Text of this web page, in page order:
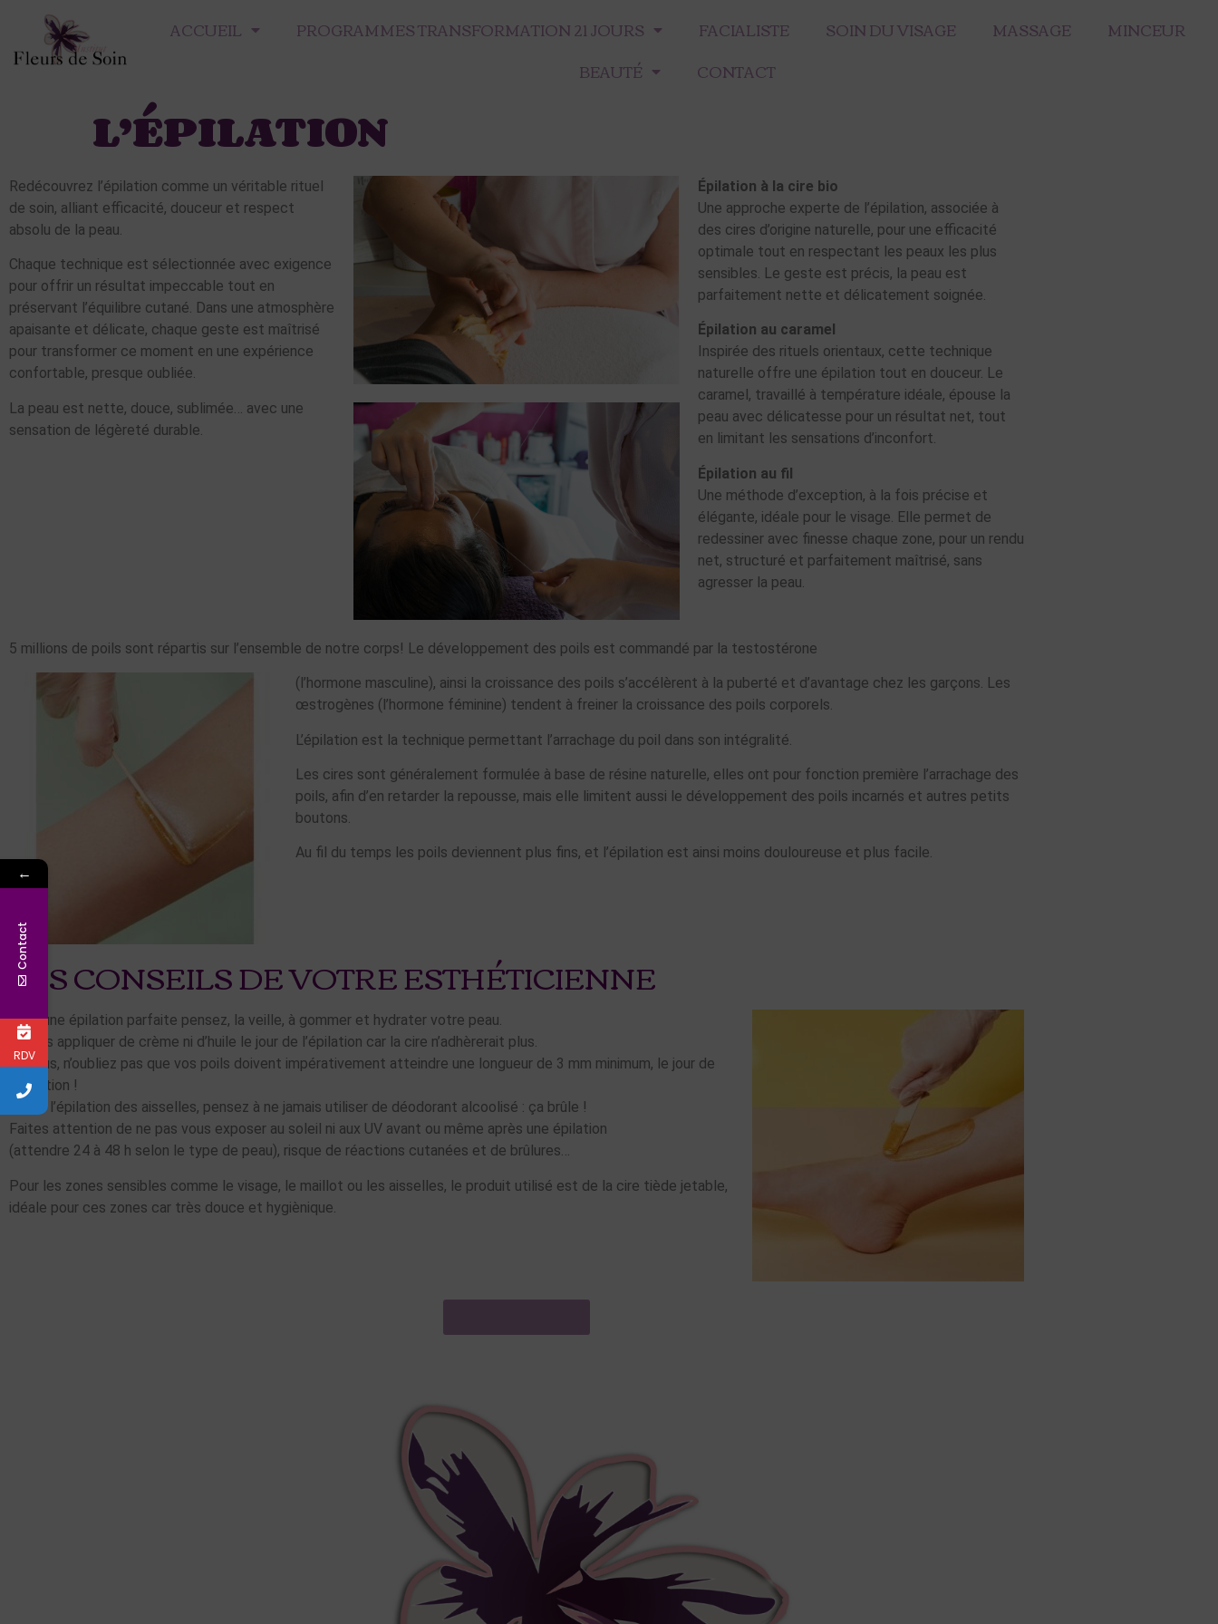
ACCUEIL PROGRAMMES TRANSFORMATION 21 JOURS FACIALISTE SOIN DU VISAGE MASSAGE
MINCEUR
BEAUTÉ
CONTACT
L’ÉPILATION
Redécouvrez l’épilation comme un véritable rituel
de soin, alliant efficacité, douceur et respect
absolu de la peau.
Chaque technique est sélectionnée avec exigence
pour offrir un résultat impeccable tout en
préservant l’équilibre cutané. Dans une atmosphère
apaisante et délicate, chaque geste est maîtrisé
pour transformer ce moment en une expérience
confortable, presque oubliée.
La peau est nette, douce, sublimée… avec une
sensation de légèreté durable.
Épilation à la cire bio
Une approche experte de l’épilation, associée à
des cires d’origine naturelle, pour une efficacité
optimale tout en respectant les peaux les plus
sensibles. Le geste est précis, la peau est
parfaitement nette et délicatement soignée.
Épilation au caramel
Inspirée des rituels orientaux, cette technique
naturelle offre une épilation tout en douceur. Le
caramel, travaillé à température idéale, épouse la
peau avec délicatesse pour un résultat net, tout
en limitant les sensations d’inconfort.
Épilation au fil
Une méthode d’exception, à la fois précise et
élégante, idéale pour le visage. Elle permet de
redessiner avec finesse chaque zone, pour un rendu
net, structuré et parfaitement maîtrisé, sans
agresser la peau.
5 millions de poils sont répartis sur l’ensemble de notre corps! Le développement des poils est commandé par la testostérone
(l’hormone masculine), ainsi la croissance des poils s’accélèrent à la puberté et d’avantage chez les garçons. Les
œstrogènes (l’hormone féminine) tendent à freiner la croissance des poils corporels.
L’épilation est la technique permettant l’arrachage du poil dans son intégralité.
Les cires sont généralement formulée à base de résine naturelle, elles ont pour fonction première l’arrachage des
poils, afin d’en retarder la repousse, mais elle limitent aussi le développement des poils incarnés et autres petits
boutons.
Au fil du temps les poils deviennent plus fins, et l’épilation est ainsi moins douloureuse et plus facile.
LES CONSEILS DE VOTRE ESTHÉTICIENNE
Pour une épilation parfaite pensez, la veille, à gommer et hydrater votre peau.
Ne pas appliquer de crème ni d’huile le jour de l’épilation car la cire n’adhèrerait plus.
De plus, n’oubliez pas que vos poils doivent impérativement atteindre une longueur de 3 mm minimum, le jour de
l’épilation !
Après l’épilation des aisselles, pensez à ne jamais utiliser de déodorant alcoolisé : ça brûle !
Faites attention de ne pas vous exposer au soleil ni aux UV avant ou même après une épilation
(attendre 24 à 48 h selon le type de peau), risque de réactions cutanées et de brûlures…
Pour les zones sensibles comme le visage, le maillot ou les aisselles, le produit utilisé est de la cire tiède jetable,
idéale pour ces zones car très douce et hygiènique.
←
Contact
RDV